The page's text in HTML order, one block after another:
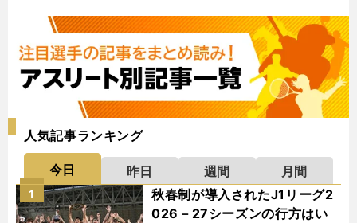
人気記事ランキング
今日 昨日 週間
月間
秋春制が導入されたJ1リーグ2
026－27シーズンの行方はい
1